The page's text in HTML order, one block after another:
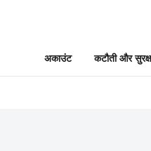
अकाउंट कटौती और